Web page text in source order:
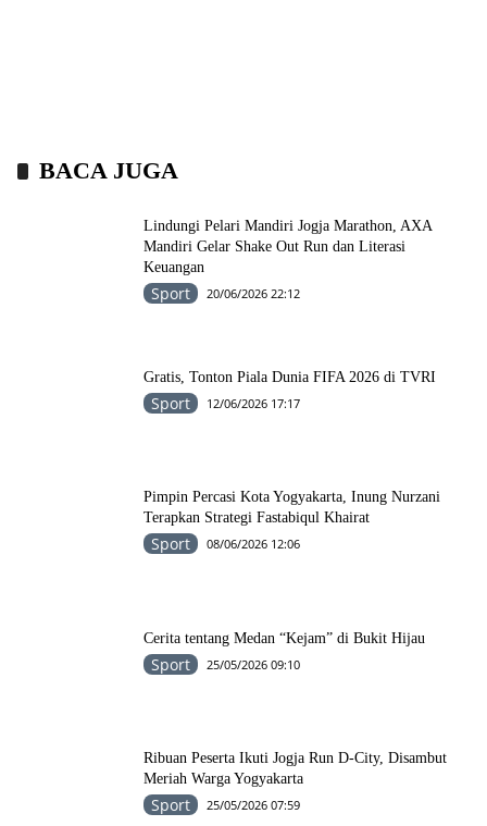
BACA JUGA
Lindungi Pelari Mandiri Jogja Marathon, AXA
Mandiri Gelar Shake Out Run dan Literasi
Keuangan
Sport 20/06/2026 22:12
Gratis, Tonton Piala Dunia FIFA 2026 di TVRI
Sport 12/06/2026 17:17
Pimpin Percasi Kota Yogyakarta, Inung Nurzani
Terapkan Strategi Fastabiqul Khairat
Sport 08/06/2026 12:06
Cerita tentang Medan “Kejam” di Bukit Hijau
Sport 25/05/2026 09:10
Ribuan Peserta Ikuti Jogja Run D-City, Disambut
Meriah Warga Yogyakarta
Sport 25/05/2026 07:59